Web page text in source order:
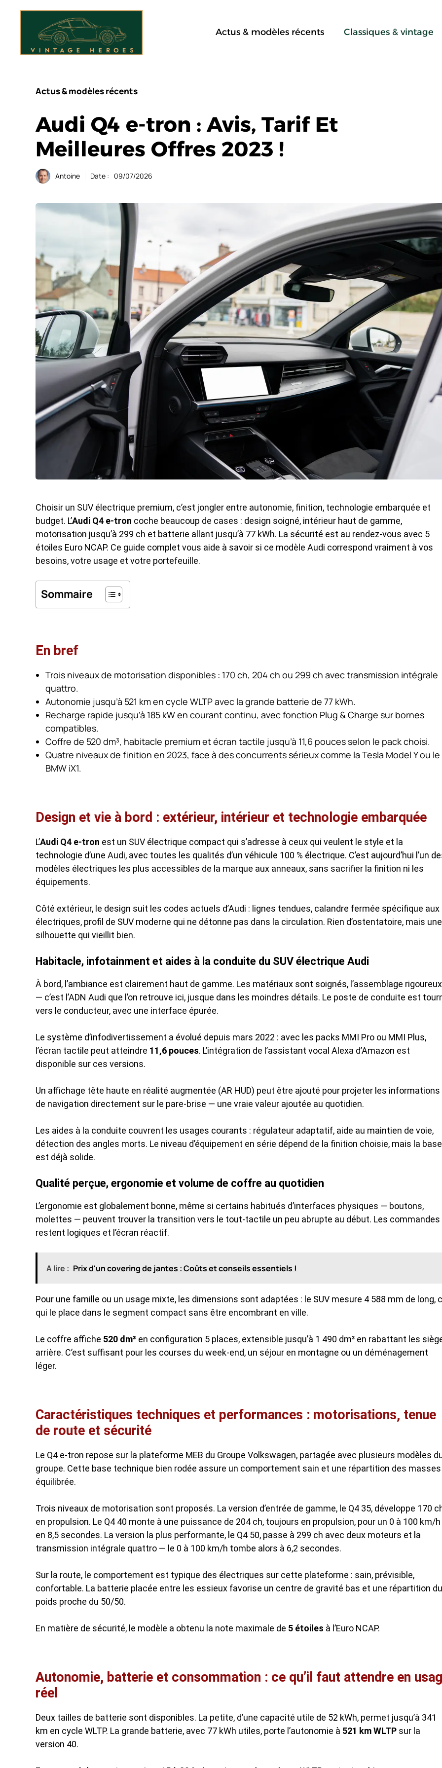
Actus & modèles récents Classiques & vintage
Actus & modèles récents
Audi Q4 e-tron : Avis, Tarif Et
Meilleures Offres 2023 !
Antoine Date : 09/07/2026
Choisir un SUV électrique premium, c’est jongler entre autonomie, finition, technologie embarquée et
budget. L’Audi Q4 e-tron coche beaucoup de cases : design soigné, intérieur haut de gamme,
motorisation jusqu’à 299 ch et batterie allant jusqu’à 77 kWh. La sécurité est au rendez-vous avec 5
étoiles Euro NCAP. Ce guide complet vous aide à savoir si ce modèle Audi correspond vraiment à vos
besoins, votre usage et votre portefeuille.
Sommaire
En bref
Trois niveaux de motorisation disponibles : 170 ch, 204 ch ou 299 ch avec transmission intégrale
quattro.
Autonomie jusqu’à 521 km en cycle WLTP avec la grande batterie de 77 kWh.
Recharge rapide jusqu’à 185 kW en courant continu, avec fonction Plug & Charge sur bornes
compatibles.
Coffre de 520 dm³, habitacle premium et écran tactile jusqu’à 11,6 pouces selon le pack choisi.
Quatre niveaux de finition en 2023, face à des concurrents sérieux comme la Tesla Model Y ou le
BMW iX1.
Design et vie à bord : extérieur, intérieur et technologie embarquée
L’Audi Q4 e-tron est un SUV électrique compact qui s’adresse à ceux qui veulent le style et la
technologie d’une Audi, avec toutes les qualités d’un véhicule 100 % électrique. C’est aujourd’hui l’un
modèles électriques les plus accessibles de la marque aux anneaux, sans sacrifier la finition ni les
équipements.
Côté extérieur, le design suit les codes actuels d’Audi : lignes tendues, calandre fermée spécifique aux
électriques, profil de SUV moderne qui ne détonne pas dans la circulation. Rien d’ostentatoire, mais une
silhouette qui vieillit bien.
Habitacle, infotainment et aides à la conduite du SUV électrique Audi
À bord, l’ambiance est clairement haut de gamme. Les matériaux sont soignés, l’assemblage rigoureux
— c’est l’ADN Audi que l’on retrouve ici, jusque dans les moindres détails. Le poste de conduite est
vers le conducteur, avec une interface épurée.
Le système d’infodivertissement a évolué depuis mars 2022 : avec les packs MMI Pro ou MMI Plus,
l’écran tactile peut atteindre 11,6 pouces. L’intégration de l’assistant vocal Alexa d’Amazon est
disponible sur ces versions.
Un affichage tête haute en réalité augmentée (AR HUD) peut être ajouté pour projeter les informations
de navigation directement sur le pare-brise — une vraie valeur ajoutée au quotidien.
Les aides à la conduite couvrent les usages courants : régulateur adaptatif, aide au maintien de voie,
détection des angles morts. Le niveau d’équipement en série dépend de la finition choisie, mais la base
est déjà solide.
Qualité perçue, ergonomie et volume de coffre au quotidien
L’ergonomie est globalement bonne, même si certains habitués d’interfaces physiques — boutons,
molettes — peuvent trouver la transition vers le tout-tactile un peu abrupte au début. Les commandes
restent logiques et l’écran réactif.
A lire : Prix d'un covering de jantes : Coûts et conseils essentiels !
Pour une famille ou un usage mixte, les dimensions sont adaptées : le SUV mesure 4 588 mm de long,
qui le place dans le segment compact sans être encombrant en ville.
Le coffre affiche 520 dm³ en configuration 5 places, extensible jusqu’à 1 490 dm³ en rabattant les
arrière. C’est suffisant pour les courses du week-end, un séjour en montagne ou un déménagement
léger.
Caractéristiques techniques et performances : motorisations, tenue
de route et sécurité
Le Q4 e-tron repose sur la plateforme MEB du Groupe Volkswagen, partagée avec plusieurs modèles
groupe. Cette base technique bien rodée assure un comportement sain et une répartition des masses
équilibrée.
Trois niveaux de motorisation sont proposés. La version d’entrée de gamme, le Q4 35, développe 170
en propulsion. Le Q4 40 monte à une puissance de 204 ch, toujours en propulsion, pour un 0 à 100 km/h
en 8,5 secondes. La version la plus performante, le Q4 50, passe à 299 ch avec deux moteurs et la
transmission intégrale quattro — le 0 à 100 km/h tombe alors à 6,2 secondes.
Sur la route, le comportement est typique des électriques sur cette plateforme : sain, prévisible,
confortable. La batterie placée entre les essieux favorise un centre de gravité bas et une répartition du
poids proche du 50/50.
En matière de sécurité, le modèle a obtenu la note maximale de 5 étoiles à l’Euro NCAP.
Autonomie, batterie et consommation : ce qu’il faut attendre en
réel
Deux tailles de batterie sont disponibles. La petite, d’une capacité utile de 52 kWh, permet jusqu’à 341
km en cycle WLTP. La grande batterie, avec 77 kWh utiles, porte l’autonomie à 521 km WLTP sur la
version 40.